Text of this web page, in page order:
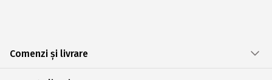
Comenzi și livrare